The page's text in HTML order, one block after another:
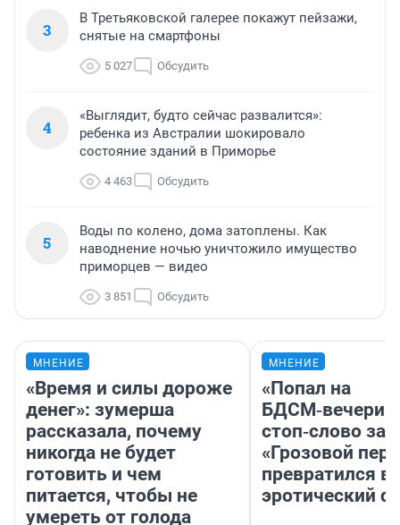
3
В Третьяковской галерее покажут пейзажи,
снятые на смартфоны
5 027 Обсудить
4
«Выглядит, будто сейчас развалится»:
ребенка из Австралии шокировало
состояние зданий в Приморье
4 463 Обсудить
5
Воды по колено, дома затоплены. Как
наводнение ночью уничтожило имущество
приморцев — видео
3 851 Обсудить
МНЕНИЕ
«Время и силы дороже
денег»: зумерша
рассказала, почему
никогда не будет
готовить и чем
питается, чтобы не
умереть от голода
МНЕНИЕ
«Попал на
стоп‑слово
«Грозовой
превратился в
эротический